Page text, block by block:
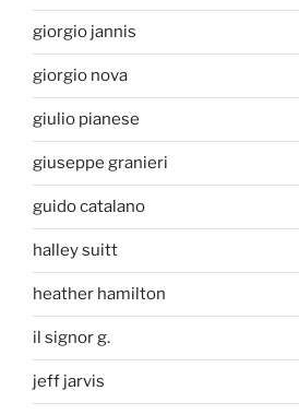
giorgio jannis
giorgio nova
giulio pianese
giuseppe granieri
guido catalano
halley suitt
heather hamilton
il signor g.
jeff jarvis